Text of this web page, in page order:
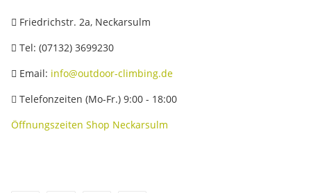
Friedrichstr. 2a, Neckarsulm
Tel: (07132) 3699230
Email: info@outdoor-climbing.de
Telefonzeiten (Mo-Fr.) 9:00 - 18:00
Öffnungszeiten Shop Neckarsulm